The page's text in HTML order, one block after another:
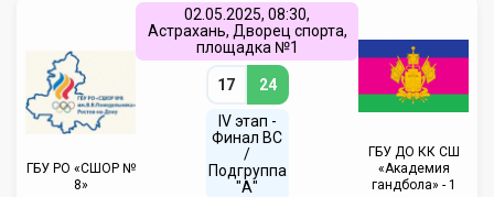
ГБУ РО «СШОР №
8»
02.05.2025, 08:30,
Астрахань, Дворец спорта,
площадка №1
17 24
IV этап -
Финал ВС
/
Подгруппа
"А"
ГБУ ДО КК СШ
«Академия
гандбола» - 1